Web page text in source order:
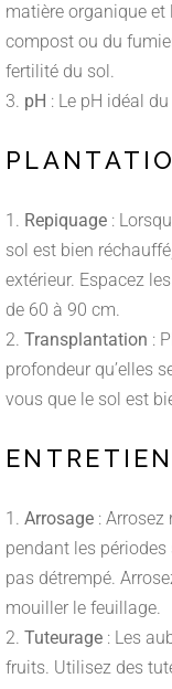
matière organique et
compost ou du
fertilité du sol.
pH : Le pH idéal
Repiquage :
sol est bien
extérieur. Espacez
de 60 à 90 cm.
Transplantation :
profondeur qu’elles
vous que le sol est
Arrosage :
pendant les
pas détrempé.
mouiller le feuillage.
Tuteurage : Les
fruits. Utilisez des